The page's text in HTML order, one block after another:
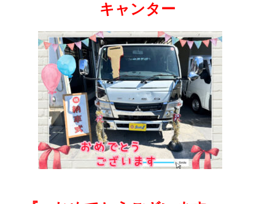
キャンター